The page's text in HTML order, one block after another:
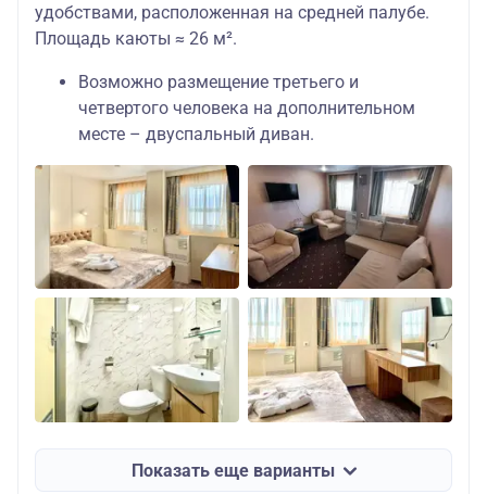
удобствами, расположенная на средней палубе.
Площадь каюты ≈ 26 м².
Возможно размещение третьего и
четвертого человека на дополнительном
месте – двуспальный диван.
Показать еще варианты